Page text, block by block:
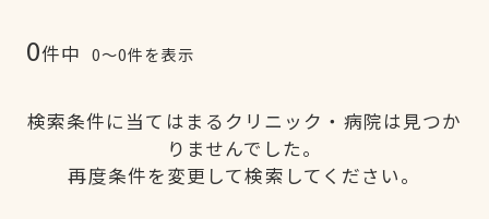
0件中 0〜0件を表示
検索条件に当てはまるクリニック・病院は見つか
りませんでした。
再度条件を変更して検索してください。